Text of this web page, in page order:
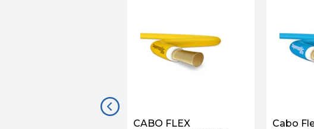
CABO FLEX
Cabo